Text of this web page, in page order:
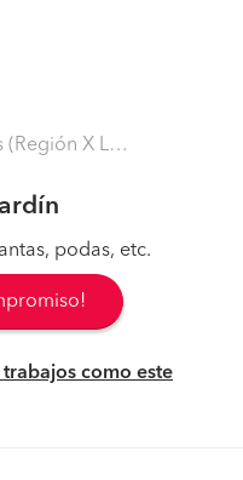
Lagos - Llanquihue)
podas, etc.
como este